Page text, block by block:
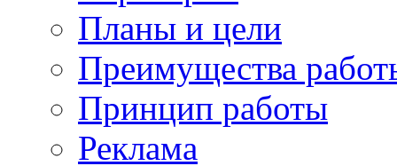
Планы и цели
Преимущества
Принцип работы
Реклама